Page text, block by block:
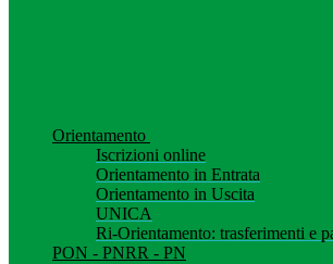
Orientamento
Iscrizioni online
Orientamento in Entrata
Orientamento in Uscita
UNICA
Ri-Orientamento: trasferimenti e
PON - PNRR - PN